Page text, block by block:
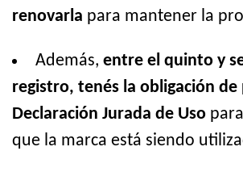
renovarla para mantener la
Además,entre el quinto y
registro, tenés la obligación
Declaración Jurada de Uso
que la marca está siendo